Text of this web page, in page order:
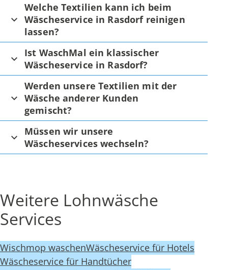
Welche Textilien kann ich beim
Wäscheservice in Rasdorf reinigen
lassen?
Ist WaschMal ein klassischer
Wäscheservice in Rasdorf?
Werden unsere Textilien mit der
Wäsche anderer Kunden
gemischt?
Müssen wir unsere
Wäscheservices wechseln?
Weitere Lohnwäsche
Services
Wischmop waschenWäscheservice für Hotels
Wäscheservice für Handtücher